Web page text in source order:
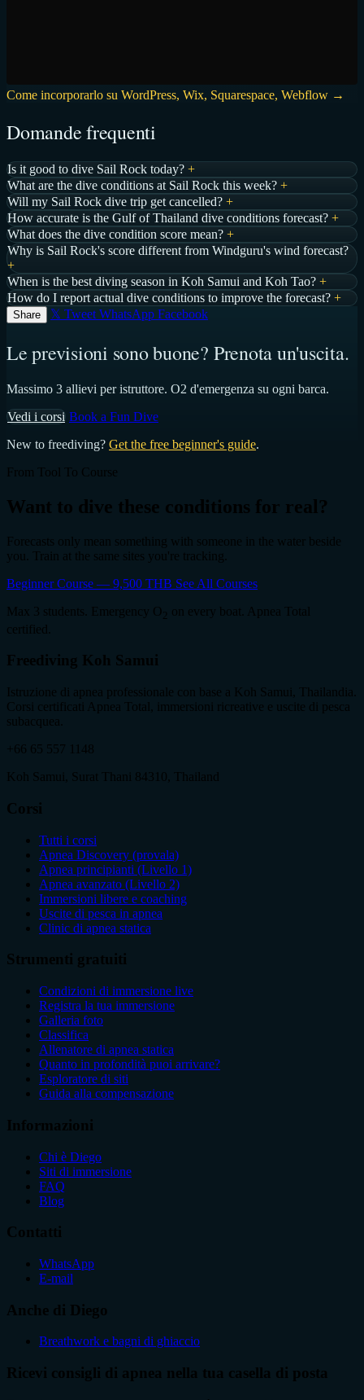
Come incorporarlo su WordPress, Wix, Squarespace, Webflow →
Domande frequenti
Is it good to dive Sail Rock today? +
What are the dive conditions at Sail Rock this week? +
Will my Sail Rock dive trip get cancelled? +
How accurate is the Gulf of Thailand dive conditions forecast? +
What does the dive condition score mean? +
Why is Sail Rock's score different from Windguru's wind forecast?
+
When is the best diving season in Koh Samui and Koh Tao? +
How do I report actual dive conditions to improve the forecast? +
Share 𝕏 Tweet WhatsApp Facebook
Le previsioni sono buone? Prenota un'uscita.
Massimo 3 allievi per istruttore. O2 d'emergenza su ogni barca.
Vedi i corsi Book a Fun Dive
New to freediving? Get the free beginner's guide.
From Tool To Course
Want to dive these conditions for real?
Forecasts only mean something with someone in the water beside
you. Train at the same sites you're tracking.
Beginner Course — 9,500 THB See All Courses
Max 3 students. Emergency O
on every boat. Apnea Total
certified.
Freediving Koh Samui
Istruzione di apnea professionale con base a Koh Samui, Thailandia.
Corsi certificati Apnea Total, immersioni ricreative e uscite di pesca
subacquea.
+66 65 557 1148
Koh Samui, Surat Thani 84310, Thailand
Corsi
Tutti i corsi
Apnea Discovery (provala)
Apnea principianti (Livello 1)
Apnea avanzato (Livello 2)
Immersioni libere e coaching
Uscite di pesca in apnea
Clinic di apnea statica
Strumenti gratuiti
Condizioni di immersione live
Registra la tua immersione
Galleria foto
Classifica
Allenatore di apnea statica
Quanto in profondità puoi arrivare?
Esploratore di siti
Guida alla compensazione
Informazioni
Chi è Diego
Siti di immersione
FAQ
Blog
Contatti
WhatsApp
E-mail
Anche di Diego
Breathwork e bagni di ghiaccio
Ricevi consigli di apnea nella tua casella di posta